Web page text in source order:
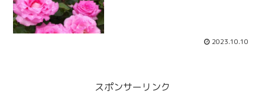
2023.10.10
スポンサーリンク